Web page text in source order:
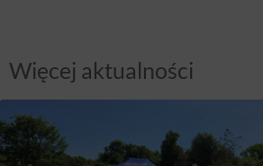
Więcej aktualności